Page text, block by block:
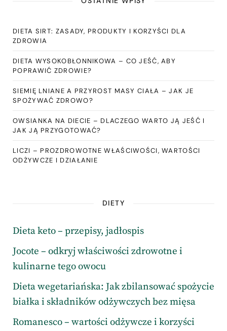
DIETA SIRT: ZASADY, PRODUKTY I KORZYŚCI DLA
ZDROWIA
DIETA WYSOKOBŁONNIKOWA – CO JEŚĆ, ABY
POPRAWIĆ ZDROWIE?
SIEMIĘ LNIANE A PRZYROST MASY CIAŁA – JAK JE
SPOŻYWAĆ ZDROWO?
OWSIANKA NA DIECIE – DLACZEGO WARTO JĄ JEŚĆ I
JAK JĄ PRZYGOTOWAĆ?
LICZI – PROZDROWOTNE WŁAŚCIWOŚCI, WARTOŚCI
ODŻYWCZE I DZIAŁANIE
DIETY
Dieta keto – przepisy, jadłospis
Jocote – odkryj właściwości zdrowotne i
kulinarne tego owocu
Dieta wegetariańska: Jak zbilansować spożycie
białka i składników odżywczych bez mięsa
Romanesco – wartości odżywcze i korzyści